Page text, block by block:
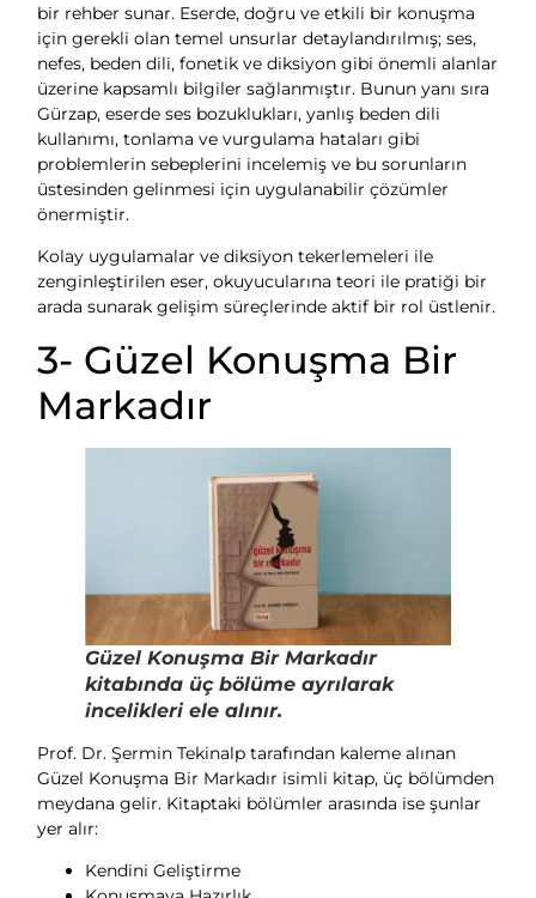
bir rehber sunar. Eserde, doğru ve etkili bir konuşma
için gerekli olan temel unsurlar detaylandırılmış; ses,
nefes, beden dili, fonetik ve diksiyon gibi önemli alanlar
üzerine kapsamlı bilgiler sağlanmıştır. Bunun yanı sıra
Gürzap, eserde ses bozuklukları, yanlış beden dili
kullanımı, tonlama ve vurgulama hataları gibi
problemlerin sebeplerini incelemiş ve bu sorunların
üstesinden gelinmesi için uygulanabilir çözümler
önermiştir.
Kolay uygulamalar ve diksiyon tekerlemeleri ile
zenginleştirilen eser, okuyucularına teori ile pratiği bir
arada sunarak gelişim süreçlerinde aktif bir rol üstlenir.
3- Güzel Konuşma Bir
Markadır
Güzel Konuşma Bir Markadır
kitabında üç bölüme ayrılarak
incelikleri ele alınır.
Prof. Dr. Şermin Tekinalp tarafından kaleme alınan
Güzel Konuşma Bir Markadır isimli kitap, üç bölümden
meydana gelir. Kitaptaki bölümler arasında ise şunlar
yer alır:
Kendini Geliştirme